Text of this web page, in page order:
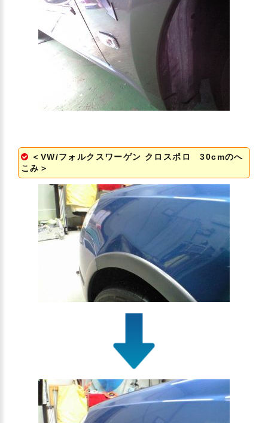
＜VW/フォルクスワーゲン クロスポロ 30cmのへ
こみ＞